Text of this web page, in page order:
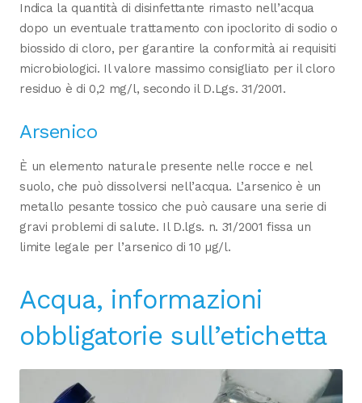
Indica la quantità di disinfettante rimasto nell’acqua
dopo un eventuale trattamento con ipoclorito di sodio o
biossido di cloro, per garantire la conformità ai requisiti
microbiologici. Il valore massimo consigliato per il cloro
residuo è di 0,2 mg/l, secondo il D.Lgs. 31/2001.
Arsenico
È un elemento naturale presente nelle rocce e nel
suolo, che può dissolversi nell’acqua. L’arsenico è un
metallo pesante tossico che può causare una serie di
gravi problemi di salute. Il D.lgs. n. 31/2001 fissa un
limite legale per l’arsenico di 10 µg/l.
Acqua, informazioni
obbligatorie sull’etichetta